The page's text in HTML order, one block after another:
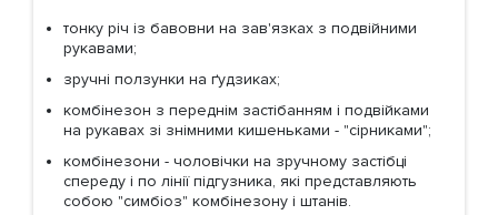
тонку річ із бавовни на зав'язках з подвійними
рукавами;
зручні ползунки на ґудзиках;
комбінезон з переднім застібанням і подвійками
на рукавах зі знімними кишеньками - "сірниками";
комбінезони - чоловічки на зручному застібці
спереду і по лінії підгузника, які представляють
собою "симбіоз" комбінезону і штанів.